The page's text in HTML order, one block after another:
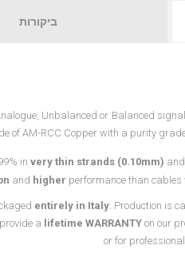
ביקורות
Unbalanced or Balanced
of AM-RCC Copper with a purity
in very thin strands (0.10mm)
and higher performance than
entirely in Italy . Production is
a lifetime WARRANTY on our
or for